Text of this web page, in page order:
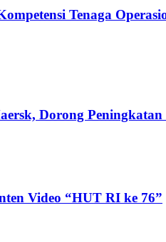
Tenaga
Dorong
Video “HUT RI ke 76”